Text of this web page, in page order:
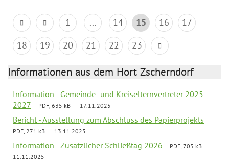
1 ... 14 15 16
17
18
19 20 21 22 23
Informationen aus dem Hort Zscherndorf
Information - Gemeinde- und Kreiselternvertreter 2025-
2027
PDF, 635 kB 17.11.2025
Bericht - Ausstellung zum Abschluss des Papierprojekts
PDF, 271 kB 13.11.2025
Information - Zusätzlicher Schließtag 2026
PDF, 703 kB
11.11.2025